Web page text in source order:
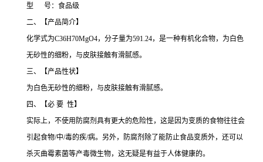
型 号：食品级
二、【产品简介】
化学式为C36H70MgO4，分子量为591.24，是一种有机化合物，为白色
无砂性的细粉，与皮肤接触有滑腻感。
三、【产品性状】
为白色无砂性的细粉，与皮肤接触有滑腻感。
四、【必 要 性】
实际上，不使用防腐剂具有更大的危险性，这是因为变质的食物往往会
引起食物/中/毒的疾/病。另外，防腐剂除了能防止食品变质外，还可以
杀灭曲霉素菌等产毒微生物，这无疑是有益于人体健康的。